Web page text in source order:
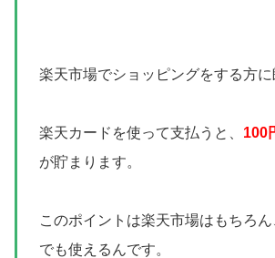
楽天市場でショッピングをする方に
楽天カードを使って支払うと、 100
が貯まります。
このポイントは楽天市場はもちろ
でも使えるんです。